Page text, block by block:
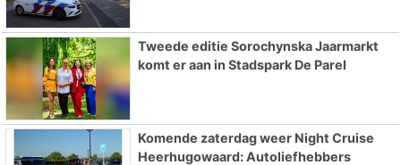
Tweede editie Sorochynska Jaarmarkt
komt er aan in Stadspark De Parel
Komende zaterdag weer Night Cruise
Heerhugowaard: Autoliefhebbers